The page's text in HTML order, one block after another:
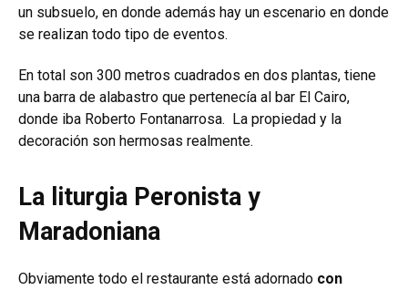
un subsuelo, en donde además hay un escenario en donde
se realizan todo tipo de eventos.
En total son 300 metros cuadrados en dos plantas, tiene
una barra de alabastro que pertenecía al bar El Cairo,
donde iba Roberto Fontanarrosa. La propiedad y la
decoración son hermosas realmente.
La liturgia Peronista y
Maradoniana
Obviamente todo el restaurante está adornado con